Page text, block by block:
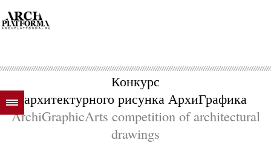
Конкурс
архитектурного рисунка АрхиГрафика
ArchiGraphicArts competition of architectural
drawings